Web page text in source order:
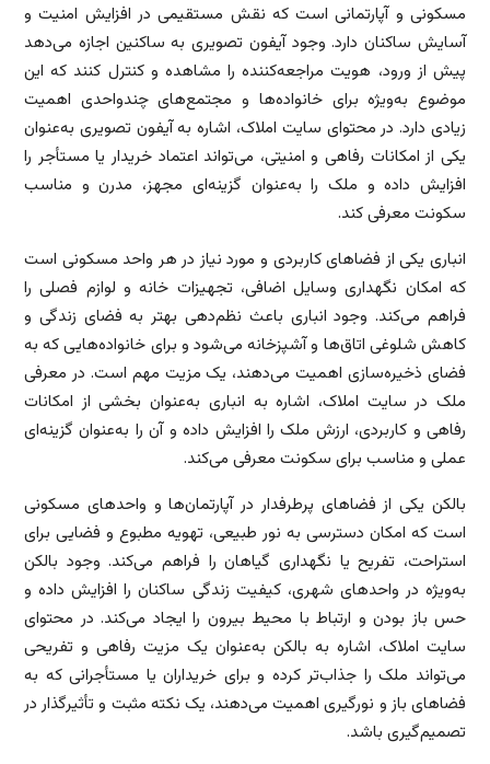
مسکونی و آپارتمانی است که نقش مستقیمی در افزایش امنیت و
آسایش ساکنان دارد. وجود آیفون تصویری به ساکنین اجازه می‌دهد
پیش از ورود، هویت مراجعه‌کننده را مشاهده و کنترل کنند که این
موضوع به‌ویژه برای خانواده‌ها و مجتمع‌های چندواحدی اهمیت
زیادی دارد. در محتوای سایت املاک، اشاره به آیفون تصویری به‌عنوان
یکی از امکانات رفاهی و امنیتی، می‌تواند اعتماد خریدار یا مستأجر را
افزایش داده و ملک را به‌عنوان گزینه‌ای مجهز، مدرن و مناسب
سکونت معرفی کند.
انباری یکی از فضاهای کاربردی و مورد نیاز در هر واحد مسکونی است
که امکان نگهداری وسایل اضافی، تجهیزات خانه و لوازم فصلی را
فراهم می‌کند. وجود انباری باعث نظم‌دهی بهتر به فضای زندگی و
کاهش شلوغی اتاق‌ها و آشپزخانه می‌شود و برای خانواده‌هایی که به
فضای ذخیره‌سازی اهمیت می‌دهند، یک مزیت مهم است. در معرفی
ملک در سایت املاک، اشاره به انباری به‌عنوان بخشی از امکانات
رفاهی و کاربردی، ارزش ملک را افزایش داده و آن را به‌عنوان گزینه‌ای
عملی و مناسب برای سکونت معرفی می‌کند.
بالکن یکی از فضاهای پرطرفدار در آپارتمان‌ها و واحدهای مسکونی
است که امکان دسترسی به نور طبیعی، تهویه مطبوع و فضایی برای
استراحت، تفریح یا نگهداری گیاهان را فراهم می‌کند. وجود بالکن
به‌ویژه در واحدهای شهری، کیفیت زندگی ساکنان را افزایش داده و
حس باز بودن و ارتباط با محیط بیرون را ایجاد می‌کند. در محتوای
سایت املاک، اشاره به بالکن به‌عنوان یک مزیت رفاهی و تفریحی
می‌تواند ملک را جذاب‌تر کرده و برای خریداران یا مستأجرانی که به
فضاهای باز و نورگیری اهمیت می‌دهند، یک نکته مثبت و تأثیرگذار در
تصمیم‌گیری باشد.